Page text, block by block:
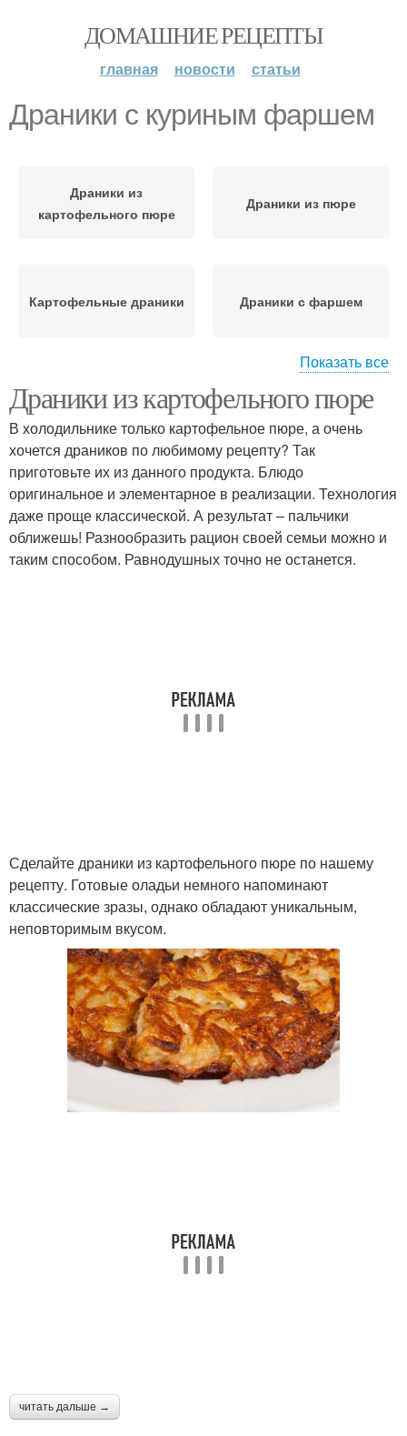
ДОМАШНИЕ РЕЦЕПТЫ
главная новости статьи
Драники с куриным фаршем
Драники из
картофельного пюре
Драники из пюре
Картофельные драники Драники с фаршем
Оладьи с фаршем
Показать все
Драники из картофельного пюре
В холодильнике только картофельное пюре, а очень
хочется драников по любимому рецепту? Так
приготовьте их из данного продукта. Блюдо
оригинальное и элементарное в реализации. Технология
даже проще классической. А результат – пальчики
оближешь! Разнообразить рацион своей семьи можно и
таким способом. Равнодушных точно не останется.
Сделайте драники из картофельного пюре по нашему
рецепту. Готовые оладьи немного напоминают
классические зразы, однако обладают уникальным,
неповторимым вкусом.
читать дальше →